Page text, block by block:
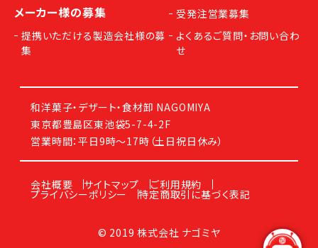
メーカー様の募集
提携いただける製造会社様の募
集
受発注営業募集
よくあるご質問・お問い合わ
せ
和洋菓子・デザート・食材卸 NAGOMIYA
東京都豊島区東池袋5-7-4-2F
営業時間：平日9時～17時（土日祝日休み）
会社概要 サイトマップ ご利用規約
プライバシーポリシー 特定商取引に基づく表記
© 2019 株式会社 ナゴミヤ